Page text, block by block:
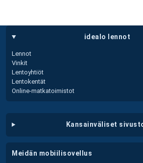
idealo lennot
Lennot
Vinkit
Lentoyhtiöt
Lentokentät
Online-matkatoimistot
kansainväliset
meidän mobiilisovellus